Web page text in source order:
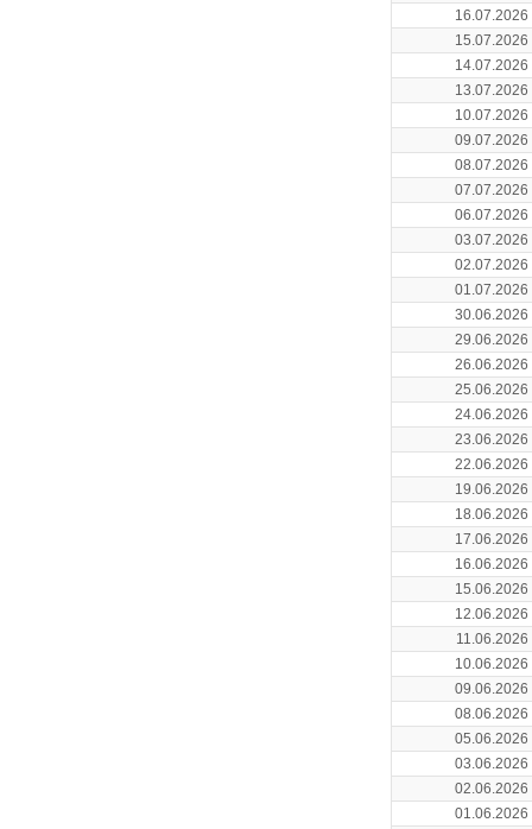
16.07.2026
15.07.2026
14.07.2026
13.07.2026
10.07.2026
09.07.2026
08.07.2026
07.07.2026
06.07.2026
03.07.2026
02.07.2026
01.07.2026
30.06.2026
29.06.2026
26.06.2026
25.06.2026
24.06.2026
23.06.2026
22.06.2026
19.06.2026
18.06.2026
17.06.2026
16.06.2026
15.06.2026
12.06.2026
11.06.2026
10.06.2026
09.06.2026
08.06.2026
05.06.2026
03.06.2026
02.06.2026
01.06.2026